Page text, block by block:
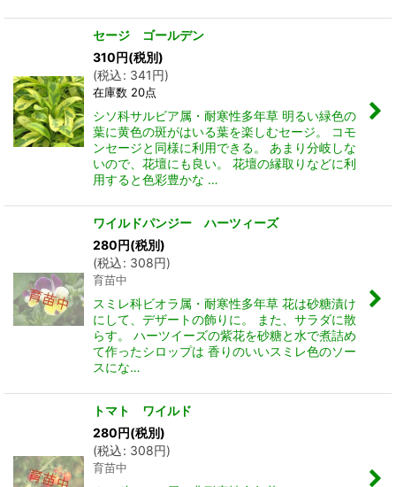
セージ ゴールデン
310円(税別)
(税込: 341円)
在庫数 20点
シソ科サルビア属・耐寒性多年草 明るい緑色の
葉に黄色の斑がはいる葉を楽しむセージ。 コモ
ンセージと同様に利用できる。 あまり分岐しな
いので、花壇にも良い。 花壇の縁取りなどに利
用すると色彩豊かな …
ワイルドパンジー ハーツィーズ
280円(税別)
(税込: 308円)
育苗中
スミレ科ビオラ属・耐寒性多年草 花は砂糖漬け
にして、デザートの飾りに。 また、サラダに散
らす。 ハーツイーズの紫花を砂糖と水で煮詰め
て作ったシロップは 香りのいいスミレ色のソー
スにな…
トマト ワイルド
280円(税別)
(税込: 308円)
育苗中